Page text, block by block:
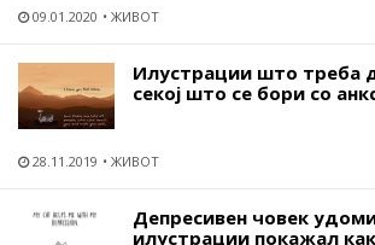
09.01.2020 ЖИВОТ
Илустрации што треба
секој што се бори со
28.11.2019 ЖИВОТ
Депресивен човек
илустрации покажал